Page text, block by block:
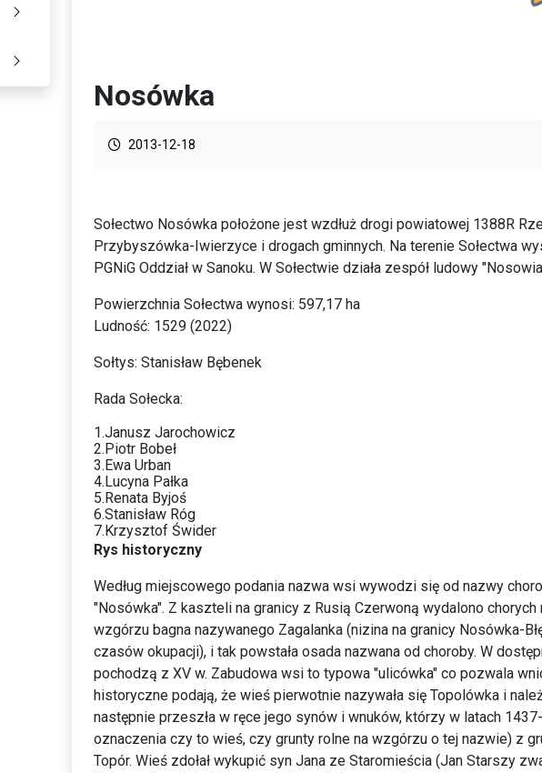
Nosówka
2013-12-18
Sołectwo Nosówka położone jest wzdłuż drogi powiatowej 1388R
Przybyszówka-Iwierzyce i drogach gminnych. Na terenie Sołectwa
PGNiG Oddział w Sanoku. W Sołectwie działa zespół ludowy
Powierzchnia Sołectwa wynosi: 597,17 ha
Ludność: 1529 (2022)
Sołtys: Stanisław Bębenek
Rada Sołecka:
1.Janusz Jarochowicz
2.Piotr Bobeł
3.Ewa Urban
4.Lucyna Pałka
5.Renata Byjoś
6.Stanisław Róg
7.Krzysztof Świder
Rys historyczny
Według miejscowego podania nazwa wsi wywodzi się od nazwy
"Nosówka". Z kaszteli na granicy z Rusią Czerwoną wydalono
wzgórzu bagna nazywanego Zagalanka (nizina na granicy Nosówka-
czasów okupacji), i tak powstała osada nazwana od choroby. W
pochodzą z XV w. Zabudowa wsi to typowa "ulicówka" co pozwala
historyczne podają, że wieś pierwotnie nazywała się Topolówka i
następnie przeszła w ręce jego synów i wnuków, którzy w latach
oznaczenia czy to wieś, czy grunty rolne na wzgórzu o tej nazwie) z
Topór. Wieś zdołał wykupić syn Jana ze Staromieścia (Jan Starszy